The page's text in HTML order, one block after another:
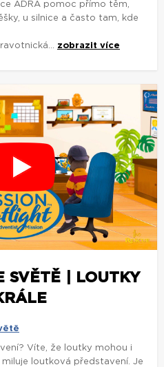
ADRA pomoc přímo těm,
u silnice a často tam, kde
zobrazit více
SVĚTĚ | LOUTKY
Víte, že loutky mohou i
loutková představení. Je